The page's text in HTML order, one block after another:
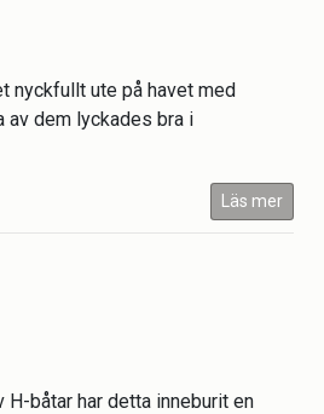
nyckfullt ute på havet med
av dem lyckades bra i
Läs mer
båtar har detta inneburit en